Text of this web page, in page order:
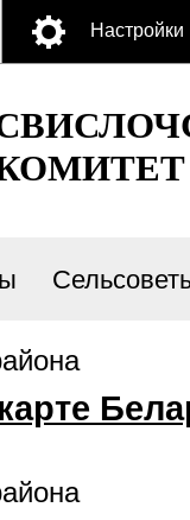
Настройки